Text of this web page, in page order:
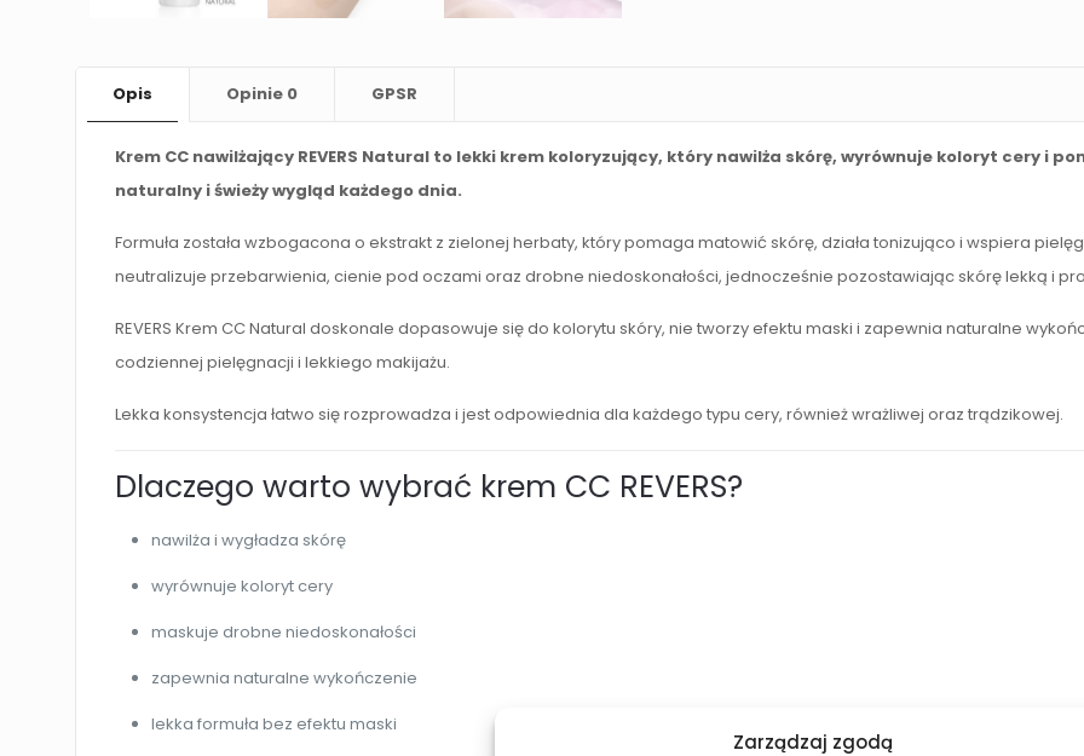
Zarządzaj zgodą
Opis Opinie 0 GPSR
Krem CC nawilżający REVERS Natural to lekki krem koloryzujący, który nawilża skórę, wyrównuje koloryt cery i
naturalny i świeży wygląd każdego dnia.
Formuła została wzbogacona o ekstrakt z zielonej herbaty, który pomaga matowić skórę, działa tonizująco i wspiera
neutralizuje przebarwienia, cienie pod oczami oraz drobne niedoskonałości, jednocześnie pozostawiając skórę lekką i
REVERS Krem CC Natural doskonale dopasowuje się do kolorytu skóry, nie tworzy efektu maski i zapewnia naturalne
codziennej pielęgnacji i lekkiego makijażu.
Lekka konsystencja łatwo się rozprowadza i jest odpowiednia dla każdego typu cery, również wrażliwej oraz trądzikowej.
Dlaczego warto wybrać krem CC REVERS?
nawilża i wygładza skórę
wyrównuje koloryt cery
maskuje drobne niedoskonałości
zapewnia naturalne wykończenie
lekka formuła bez efektu maski